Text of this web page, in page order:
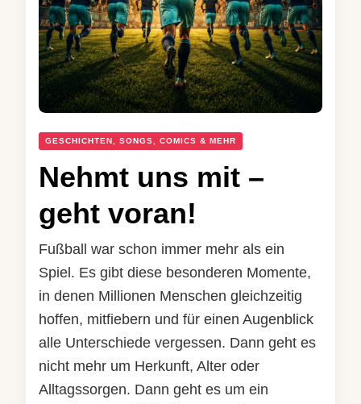
GESCHICHTEN, SONGS, COMICS & MEHR
Nehmt uns mit –
geht voran!
Fußball war schon immer mehr als ein
Spiel. Es gibt diese besonderen Momente,
in denen Millionen Menschen gleichzeitig
hoffen, mitfiebern und für einen Augenblick
alle Unterschiede vergessen. Dann geht es
nicht mehr um Herkunft, Alter oder
Alltagssorgen. Dann geht es um ein